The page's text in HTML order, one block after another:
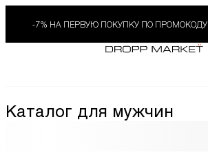
-7% НА ПЕРВУЮ ПОКУПКУ ПО ПРОМОКОДУ
Каталог для мужчин